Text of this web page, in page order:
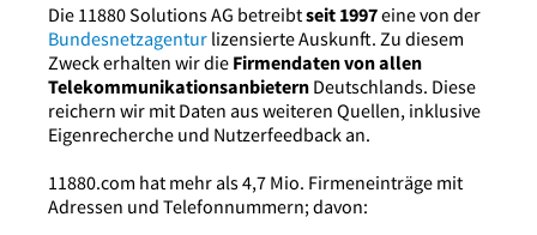
Die 11880 Solutions AG betreibtseit 1997eine von der
Bundesnetzagentur lizensierte Auskunft. Zu diesem
Zweck erhalten wir die Firmendaten von allen
Telekommunikationsanbietern Deutschlands. Diese
reichern wir mit Daten aus weiteren Quellen, inklusive
Eigenrecherche und Nutzerfeedback an.
11880.com hat mehr als 4,7 Mio. Firmeneinträge mit
Adressen und Telefonnummern; davon: